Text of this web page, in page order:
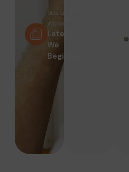
Gastschrijver
Worden?
Laten
We
Beginnen